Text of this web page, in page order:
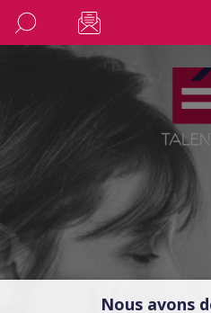
Nous avons